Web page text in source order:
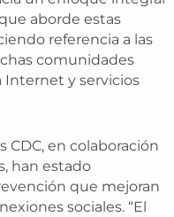
aborde estas
referencia a las
comunidades
Internet y servicios
CDC, en colaboración
han estado
que mejoran
sociales. “El